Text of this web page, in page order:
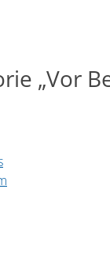
„Vor